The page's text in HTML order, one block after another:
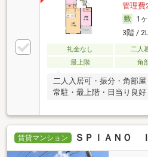
管理費
1
3階 /
礼金なし 二人
最上階
角
二人入居可・振分・角部
常駐・最上階・日当り良
賃貸マンション ＳＰＩＡＮＯ